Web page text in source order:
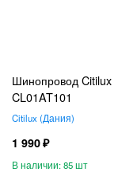
Шинопровод Citilux
CL01AT101
Citilux Дания
1 990
85